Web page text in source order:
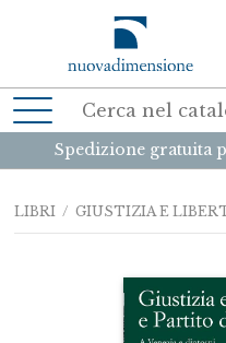
Spedizione gratuita
LIBRI / GIUSTIZIA E